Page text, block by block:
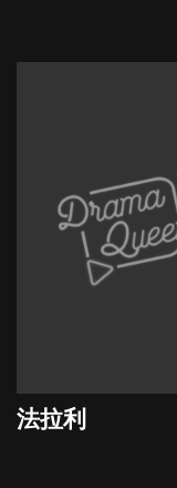
法拉利